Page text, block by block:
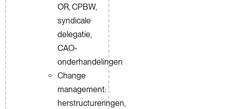
OR, CPBW,
syndicale
delegatie,
CAO-
onderhandelingen
Change
management:
herstructureringen,